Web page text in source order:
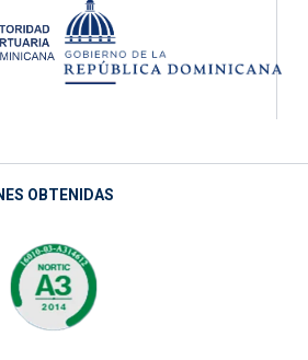
OBTENIDAS